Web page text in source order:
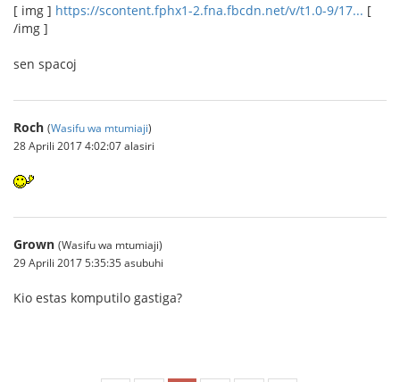
[ img ] https://scontent.fphx1-2.fna.fbcdn.net/v/t1.0-9/17... [
/img ]
sen spacoj
Roch (Wasifu wa mtumiaji)
28 Aprili 2017 4:02:07 alasiri
Grown (Wasifu wa mtumiaji)
29 Aprili 2017 5:35:35 asubuhi
Kio estas komputilo gastiga?